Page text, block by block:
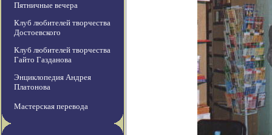
Пятничные вечера
Клуб любителей творчества
Достоевского
Клуб любителей творчества
Гайто Газданова
Энциклопедия Андрея
Платонова
Мастерская перевода